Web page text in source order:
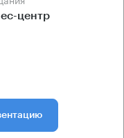
центр